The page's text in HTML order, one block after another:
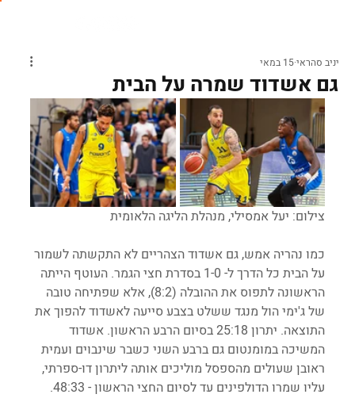
גם אשדוד שמרה על הבית
יניב סהראי15 במאי
צילום: יעל אמסילי, מנהלת הליגה הלאומית
כמו נהריה אמש, גם אשדוד הצהריים לא התקשתה לשמור
על הבית כל הדרך ל- 1-0 בסדרת חצי הגמר. העוטף הייתה
הראשונה לתפוס את ההובלה (8:2), אלא שפתיחה טובה
של ג'ימי הול מנגד ששלט בצבע סייעה לאשדוד להפוך את
התוצאה. יתרון 25:18 בסיום הרבע הראשון. אשדוד
המשיכה במומנטום גם ברבע השני כשבר שינבוים ועמית
ראובן שעולים מהספסל מוליכים אותה ליתרון דו-ספרתי,
עליו שמרו הדולפינים עד לסיום החצי הראשון - 48:33.